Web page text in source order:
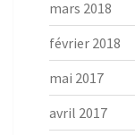
mars 2018
février 2018
mai 2017
avril 2017